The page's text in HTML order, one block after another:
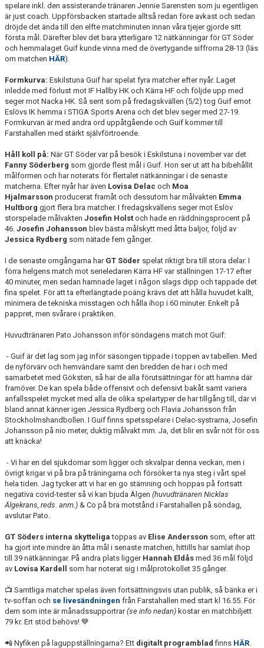
spelare inkl. den assisterande tränaren Jennie Sarensten som ju egentligen
är just coach. Uppförsbacken startade alltså redan före avkast och sedan
dröjde det ända till den elfte matchminuten innan våra tjejer gjorde sitt
första mål. Därefter blev det bara ytterligare 12 nätkänningar för GT Söder
och hemmalaget Guif kunde vinna med de övertygande siffrorna 28-13 (läs
om matchen HÄR).
Formkurva: Eskilstuna Guif har spelat fyra matcher efter nyår. Laget
inledde med förlust mot IF Hallby HK och Kärra HF och följde upp med
seger mot Nacka HK. Så sent som på fredagskvällen (5/2) tog Guif emot
Eslövs IK hemma i STIGA Sports Arena och det blev seger med 27-19.
Formkurvan är med andra ord uppåtgående och Guif kommer till
Farstahallen med stärkt självförtroende.
Håll koll på: När GT Söder var på besök i Eskilstuna i november var det
Fanny Söderberg som gjorde flest mål i Guif. Hon ser ut att ha bibehållit
målformen och har noterats för flertalet nätkänningar i de senaste
matcherna. Efter nyår har även Lovisa Delac och Moa
Hjalmarsson producerat framåt och dessutom har målvakten Emma
Hultborg gjort flera bra matcher. I fredagskvällens seger mot Eslöv
storspelade målvakten Josefin Holst och hade en räddningsprocent på
46. Josefin Johansson blev bästa målskytt med åtta baljor, följd av
Jessica Rydberg som nätade fem gånger.
I de senaste omgångarna har GT Söder spelat riktigt bra till stora delar. I
förra helgens match mot serieledaren Kärra HF var ställningen 17-17 efter
40 minuter, men sedan hamnade laget i någon slags dipp och tappade det
fina spelet. För att ta efterlängtade poäng krävs det att hålla huvudet kallt,
minimera de tekniska misstagen och hålla ihop i 60 minuter. Enkelt på
pappret, men svårare i praktiken.
Huvudtränaren Pato Johansson inför söndagens match mot Guif:
- Guif är det lag som jag inför säsongen tippade i toppen av tabellen. Med
de nyförvärv och hemvändare samt den bredden de har i och med
samarbetet med Göksten, så har de alla förutsättningar för att hamna där
framöver. De kan spela både offensivt och defensivt bakåt samt variera
anfallsspelet mycket med alla de olika spelartyper de har tillgång till, där vi
bland annat känner igen Jessica Rydberg och Flavia Johansson från
Stockholmshandbollen. I Guif finns spetsspelare i Delac-systrarna, Josefin
Johansson på nio meter, duktig målvakt mm. Ja, det blir en svår nöt för oss
att knäcka!
- Vi har en del sjukdomar som ligger och skvalpar denna veckan, men i
övrigt krigar vi på bra på träningarna och försöker ta nya steg i vårt spel
hela tiden. Jag tycker att vi har en go stämning och hoppas på fortsatt
negativa covid-tester så vi kan bjuda Älgen (huvudtränaren Nicklas
Älgekrans, reds. anm.) & Co på bra motstånd i Farstahallen på söndag,
avslutar Pato.
GT Söders interna skytteliga toppas av Elise Andersson som, efter att
ha gjort inte mindre än åtta mål i senaste matchen, hittills har samlat ihop
till 39 nätkänningar. På andra plats ligger Hannah Eldås med 36 mål följd
av Lovisa Kardell som har noterat sig i målprotokollet 35 gånger.
📺 Samtliga matcher spelas även fortsättningsvis utan publik, så bänka er i
tv-soffan och se livesändningen från Farstahallen med start kl 16.55. För
dem som inte är månadssupportrar(se info nedan) kostar en matchbiljett
79 kr. Ert stöd behövs! 💙
📲 Nyfiken på laguppställningarna? Ett digitalt programblad finns HÄR